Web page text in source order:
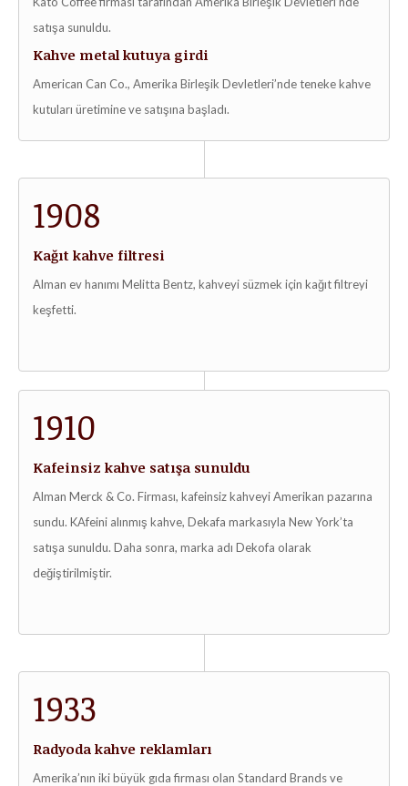
satışa sunuldu.
Kahve metal kutuya girdi
American Can Co., Amerika Birleşik Devletleri’nde teneke kahve
kutuları üretimine ve satışına başladı.
1908
Kağıt kahve filtresi
Alman ev hanımı Melitta Bentz, kahveyi süzmek için kağıt filtreyi
keşfetti.
1910
Kafeinsiz kahve satışa sunuldu
Alman Merck & Co. Firması, kafeinsiz kahveyi Amerikan pazarına
sundu. KAfeini alınmış kahve, Dekafa markasıyla New York’ta
satışa sunuldu. Daha sonra, marka adı Dekofa olarak
değiştirilmiştir.
1933
Radyoda kahve reklamları
Amerika’nın iki büyük gıda firması olan Standard Brands ve